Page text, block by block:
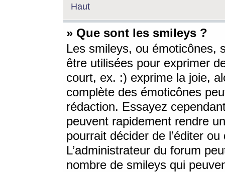
Haut
» Que sont les smileys ?
Les smileys, ou émoticônes,
être utilisées pour exprimer
court, ex. :) exprime la joie,
complète des émoticônes
rédaction. Essayez
peuvent rapidement rendre
pourrait décider de l’éditer
L’administrateur du forum
nombre de smileys qui